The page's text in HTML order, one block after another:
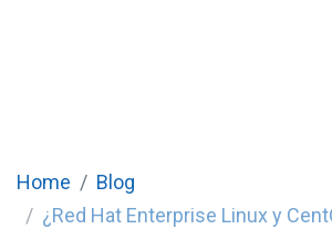
Home
Blog
¿Red Hat Enterprise Linux y